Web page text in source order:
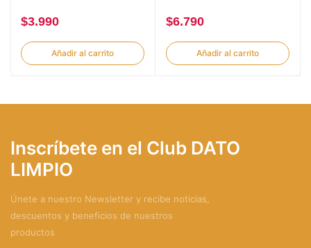
$3.990
Añadir al carrito
$6.790
Añadir al carrito
Inscríbete en el Club DATO
LIMPIO
Únete a nuestro Newsletter y recibe noticias,
descuentos y beneficios de nuestros
productos